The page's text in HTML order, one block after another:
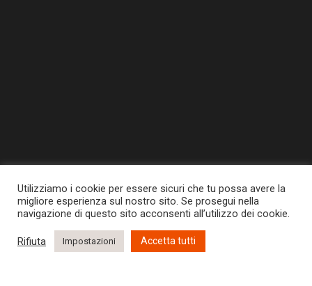
Utilizziamo i cookie per essere sicuri che tu possa avere la
migliore esperienza sul nostro sito. Se prosegui nella
navigazione di questo sito acconsenti all’utilizzo dei cookie.
Rifiuta Impostazioni Accetta tutti